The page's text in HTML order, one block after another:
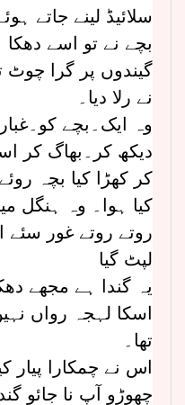
سلائیڈ لینے جاتے
بچے نے تو اسے
گیندوں پر گرا چوٹ
نے رلا دیا۔
وہ ایک۔بچے
دیکھ کر۔بھاگ کر
کر کھڑا کیا بچہ
کیا ہوا۔ وہ ہنگل
روتے روتے غور
لپٹ گیا
یہ گندا ہے مجھے
اسکا لہجہ رواں
تھا۔
اس نے چمکارا پیار
چھوڑو آپ نا جائو